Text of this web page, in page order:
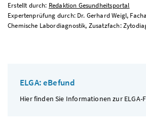
Erstellt durch: Redaktion Gesundheitsportal
Expertenprüfung durch: Dr. Gerhard Weigl,
Chemische Labordiagnostik, Zusatzfach:
ELGA: eBefund
Hier finden Sie Informationen zur